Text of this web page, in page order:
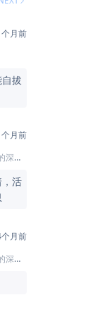
个月前
拔
个月前
析
活
月前
析